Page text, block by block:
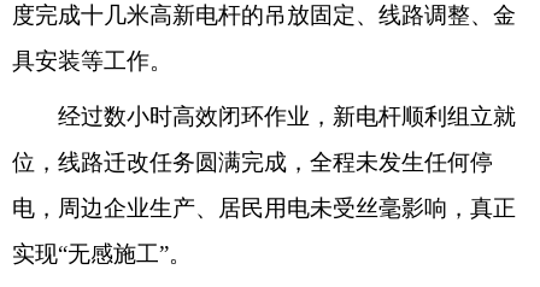
度完成十几米高新电杆的吊放固定、线路调整、金
具安装等工作。
经过数小时高效闭环作业，新电杆顺利组立就
位，线路迁改任务圆满完成，全程未发生任何停
电，周边企业生产、居民用电未受丝毫影响，真正
实现“无感施工”。